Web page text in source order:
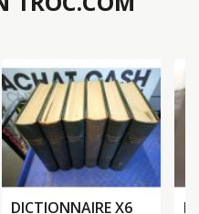
DICTIONNAIRE X6